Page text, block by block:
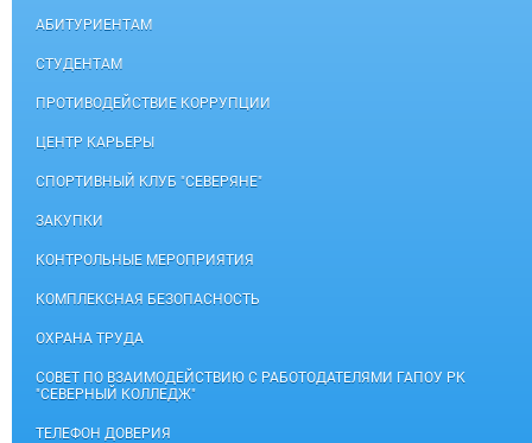
АБИТУРИЕНТАМ
СТУДЕНТАМ
ПРОТИВОДЕЙСТВИЕ КОРРУПЦИИ
ЦЕНТР КАРЬЕРЫ
СПОРТИВНЫЙ КЛУБ "СЕВЕРЯНЕ"
ЗАКУПКИ
КОНТРОЛЬНЫЕ МЕРОПРИЯТИЯ
КОМПЛЕКСНАЯ БЕЗОПАСНОСТЬ
ОХРАНА ТРУДА
СОВЕТ ПО ВЗАИМОДЕЙСТВИЮ С РАБОТОДАТЕЛЯМИ ГАПОУ РК
"СЕВЕРНЫЙ КОЛЛЕДЖ"
ТЕЛЕФОН ДОВЕРИЯ